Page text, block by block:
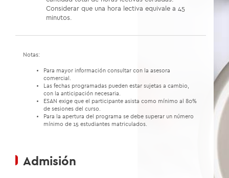
Considerar que una hora lectiva equivale a 45
minutos.
Notas:
Para mayor información consultar con la asesora
comercial.
Las fechas programadas pueden estar sujetas a cambio,
con la anticipación necesaria.
ESAN exige que el participante asista como mínimo al 80%
de sesiones del curso.
Para la apertura del programa se debe superar un número
mínimo de 15 estudiantes matriculados.
Admisión